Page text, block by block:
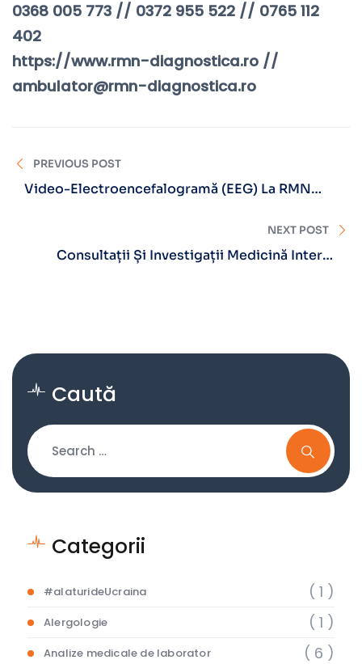
0368 005 773 // 0372 955 522 // 0765 112
402
https://www.rmn-diagnostica.ro //
ambulator@rmn-diagnostica.ro
PREVIOUS POST
Video-Electroencefalogramă (EEG) La RMN
NEXT POST
Consultații Și Investigații Medicină Internă
Caută
Categorii
#alaturideUcraina ( 1 )
Alergologie ( 1 )
Analize medicale de laborator ( 6 )